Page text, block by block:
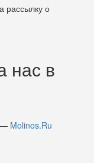
рассылку о
нас в
— Molinos.Ru